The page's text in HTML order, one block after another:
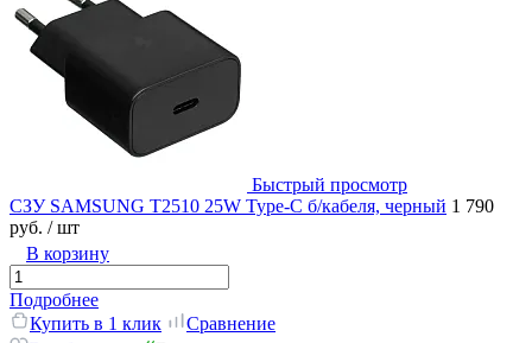
Быстрый просмотр
СЗУ SAMSUNG T2510 25W Type-C б/кабеля, черный 1 790
руб. / шт
В корзину
Подробнее
Купить в 1 клик
Сравнение